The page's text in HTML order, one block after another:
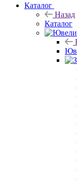
Каталог
Назад
Каталог